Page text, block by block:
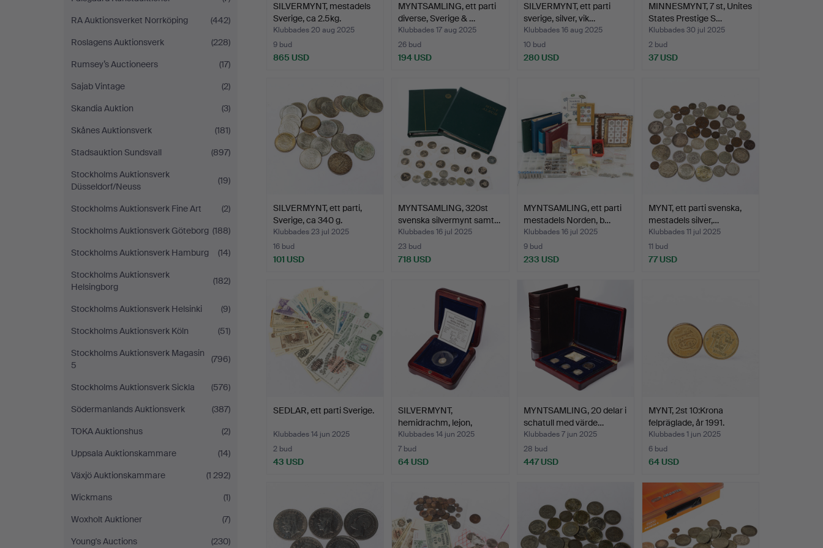
RA Auktionsverket Norrköping
(442)
Roslagens Auktionsverk
(228)
Rumsey’s Auctioneers
(17)
Sajab Vintage
(2)
Skandia Auktion
(3)
Skånes Auktionsverk
(181)
Stadsauktion Sundsvall
(897)
Stockholms Auktionsverk
Düsseldorf/Neuss
(19)
Stockholms Auktionsverk Fine Art
(2)
Stockholms Auktionsverk Göteborg (188)
Stockholms Auktionsverk Hamburg
(14)
Stockholms Auktionsverk
Helsingborg
(182)
Stockholms Auktionsverk Helsinki
(9)
Stockholms Auktionsverk Köln
(51)
Stockholms Auktionsverk Magasin
5
(796)
Stockholms Auktionsverk Sickla
(576)
Södermanlands Auktionsverk
(387)
TOKA Auktionshus
(2)
Uppsala Auktionskammare
(14)
Växjö Auktionskammare
(1 292)
Wickmans
(1)
Woxholt Auktioner
(7)
Young's Auctions
(230)
SILVERMYNT, mestadels
Sverige, ca 2.5kg.
Klubbades 20 aug 2025
9 bud
865 USD
MYNTSAMLING, ett parti
diverse, Sverige & …
Klubbades 17 aug 2025
26 bud
194 USD
SILVERMYNT, ett parti
sverige, silver, vik…
Klubbades 16 aug 2025
10 bud
280 USD
MINNESMYNT, 7 st, Unites
States Prestige S…
Klubbades 30 jul 2025
2 bud
37 USD
SILVERMYNT, ett parti,
Sverige, ca 340 g.
Klubbades 23 jul 2025
16 bud
101 USD
MYNTSAMLING, 320st
svenska silvermynt samt…
Klubbades 16 jul 2025
23 bud
718 USD
MYNTSAMLING, ett parti
mestadels Norden, b…
Klubbades 16 jul 2025
9 bud
233 USD
MYNT, ett parti svenska,
mestadels silver,…
Klubbades 11 jul 2025
11 bud
77 USD
SEDLAR, ett parti Sverige.
Klubbades 14 jun 2025
2 bud
43 USD
SILVERMYNT,
hemidrachm, lejon,
Chersonisso…
Klubbades 14 jun 2025
7 bud
64 USD
MYNTSAMLING, 20 delar i
schatull med värde…
Klubbades 7 jun 2025
28 bud
447 USD
MYNT, 2st 10:Krona
felpräglade, år 1991.
Klubbades 1 jun 2025
6 bud
64 USD